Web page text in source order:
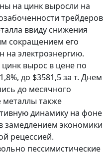
на цинк выросли на
трейдеров
ввиду снижения
сокращением его
на электроэнергию.
вырос в цене по
до $3581,5 за т. Днем
до месячного
также
динамику на фоне
замедлением экономики
рецессией.
пессимистические